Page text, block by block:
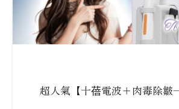
超人氣【十蓓電波＋肉毒除皺